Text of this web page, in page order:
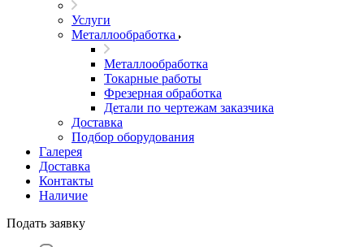
Услуги
Металлообработка
Металлообработка
Токарные работы
Фрезерная обработка
Детали по чертежам заказчика
Доставка
Подбор оборудования
Галерея
Доставка
Контакты
Наличие
Подать заявку